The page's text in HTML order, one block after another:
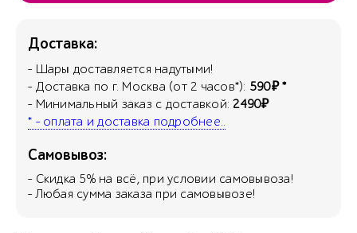
Доставка:
- Шары доставляется надутыми!
- Доставка по г. Москва (от 2 часов*): 590₽ *
- Минимальный заказ с доставкой:2490₽
* - оплата и доставка подробнее..
Самовывоз:
- Скидка 5% на всё, при условии самовывоза!
- Любая сумма заказа при самовывозе!